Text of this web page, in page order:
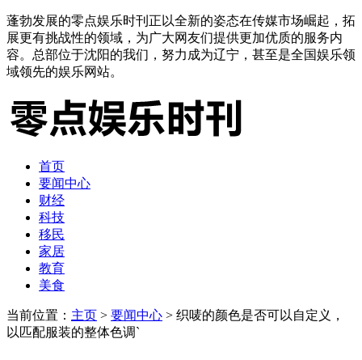
蓬勃发展的零点娱乐时刊正以全新的姿态在传媒市场崛起，拓
展更有挑战性的领域，为广大网友们提供更加优质的服务内
容。总部位于沈阳的我们，努力成为辽宁，甚至是全国娱乐领
域领先的娱乐网站。
首页
要闻中心
财经
科技
移民
家居
教育
美食
当前位置： 主页 > 要闻中心 > 织唛的颜色是否可以自定义，
以匹配服装的整体色调`